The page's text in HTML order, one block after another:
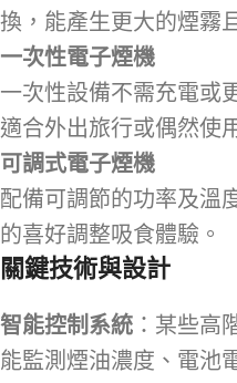
換，能產生更大的煙霧
一次性電子煙機
一次性設備不需充電或
適合外出旅行或偶然使
可調式電子煙機
配備可調節的功率及溫
的喜好調整吸食體驗。
關鍵技術與設計
智能控制系統 ：某些高
能監測煙油濃度、電池